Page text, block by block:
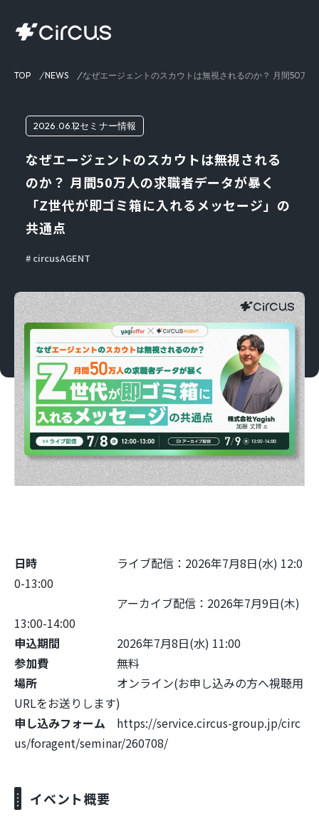
TOP NEWS なぜエージェントのスカウトは無視されるのか？ 月間50万
2026.06.12セミナー情報
なぜエージェントのスカウトは無視される
のか？ 月間50万人の求職者データが暴く
「Z世代が即ゴミ箱に入れるメッセージ」の
共通点
circusAGENT
日時 ライブ配信： 2026年7月8日(水) 12:0
0-13:00
アーカイブ配信： 2026年7月9日(木)
13:00-14:00
申込期間 2026年7月8日(水) 11:00
参加費 無料
場所
オンライン(お申し込みの方へ視聴用
URLをお送りします)
申し込みフォーム
https://service.circus-group.jp/circ
us/foragent/seminar/260708/
イベント概要